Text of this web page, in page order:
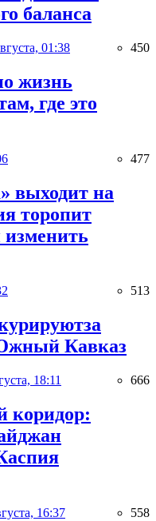
баланса
01:38 450
жизнь
где это
477
выходит на
торопит
изменить
513
Кавказ
18:11 666
коридор:
16:37 558